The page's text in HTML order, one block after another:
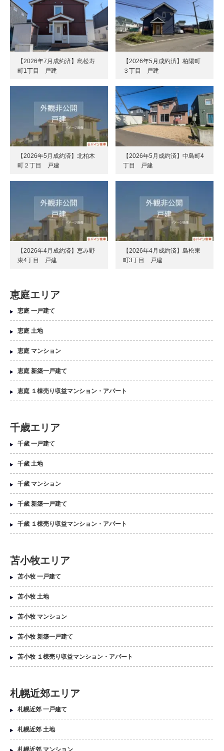
【2026年7月成約済】島松寿
町1丁目 戸建
【2026年5月成約済】柏陽町
３丁目 戸建
【2026年5月成約済】北柏木
町２丁目 戸建
【2026年5月成約済】中島町4
丁目 戸建
【2026年4月成約済】恵み野
東4丁目 戸建
【2026年4月成約済】島松東
町3丁目 戸建
恵庭エリア
恵庭 一戸建て
恵庭 土地
恵庭 マンション
恵庭 新築一戸建て
恵庭 １棟売り収益マンション・アパート
千歳エリア
千歳 一戸建て
千歳 土地
千歳 マンション
千歳 新築一戸建て
千歳 １棟売り収益マンション・アパート
苫小牧エリア
苫小牧 一戸建て
苫小牧 土地
苫小牧 マンション
苫小牧 新築一戸建て
苫小牧 １棟売り収益マンション・アパート
札幌近郊エリア
札幌近郊 一戸建て
札幌近郊 土地
札幌近郊 マンション